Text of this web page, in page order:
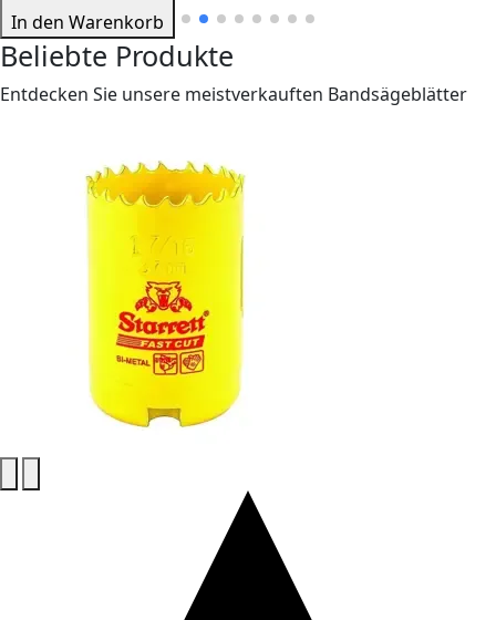
In den Warenkorb
Beliebte Produkte
Entdecken Sie unsere meistverkauften Bandsägeblätter